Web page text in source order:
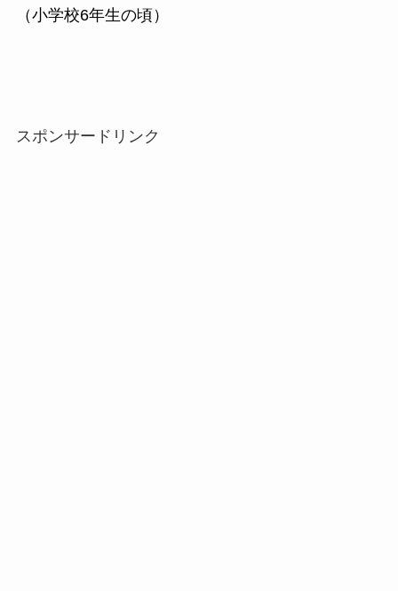
（小学校6年生の頃）
スポンサードリンク